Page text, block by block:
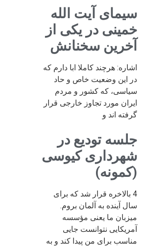
سیمای آیت الله
خمینی در یکی از
آخرین سخنانش
اشاره: هرچند کاملا ابا دارم که
در این وضعیت خاص و حاد
سیاسی، که کشور و مردم
ایران مورد تجاوز خارجی قرار
گرفته اند و
جلسه تودیع در
شهرداری کیوسی
(کمونه)
4 بالاخره قرار شد که برای
سال آینده به آلمان بروم.
میزبان ما یعنی مؤسسه
آمریکایی نتوانست جایی
مناسب برای من پیدا کند و به